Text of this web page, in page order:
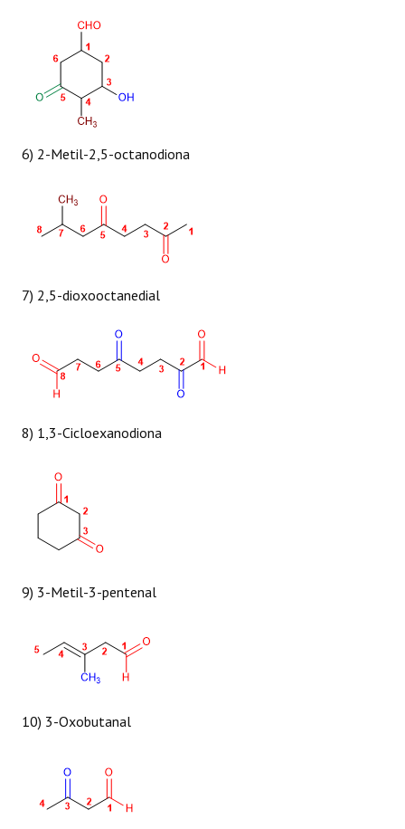
6) 2-Metil-2,5-octanodiona
7) 2,5-dioxooctanedial
8) 1,3-Cicloexanodiona
9) 3-Metil-3-pentenal
10) 3-Oxobutanal